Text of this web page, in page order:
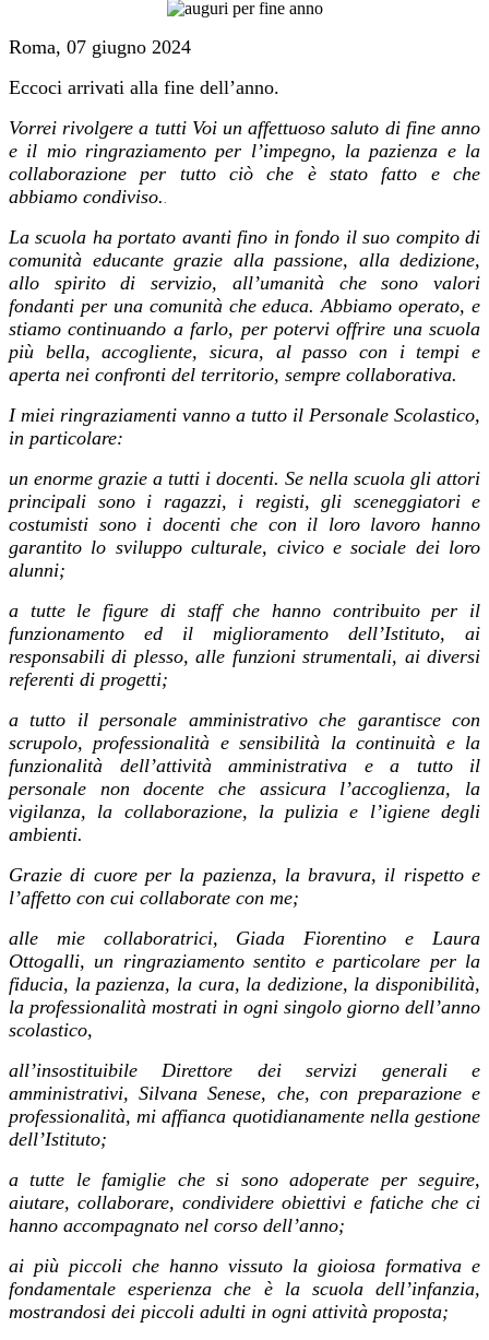
Roma, 07 giugno 2024
Eccoci arrivati alla fine dell’anno.
Vorrei rivolgere a tutti Voi un affettuoso saluto di fine anno
e il mio ringraziamento per l’impegno, la pazienza e la
collaborazione per tutto ciò che è stato fatto e che
abbiamo condiviso..
La scuola ha portato avanti fino in fondo il suo compito di
comunità educante grazie alla passione, alla dedizione,
allo spirito di servizio, all’umanità che sono valori
fondanti per una comunità che educa. Abbiamo operato, e
stiamo continuando a farlo, per potervi offrire una scuola
più bella, accogliente, sicura, al passo con i tempi e
aperta nei confronti del territorio, sempre collaborativa.
I miei ringraziamenti vanno a tutto il Personale Scolastico,
in particolare:
un enorme grazie a tutti i docenti. Se nella scuola gli attori
principali sono i ragazzi, i registi, gli sceneggiatori e
costumisti sono i docenti che con il loro lavoro hanno
garantito lo sviluppo culturale, civico e sociale dei loro
alunni;
a tutte le figure di staff che hanno contribuito per il
funzionamento ed il miglioramento dell’Istituto, ai
responsabili di plesso, alle funzioni strumentali, ai diversi
referenti di progetti;
a tutto il personale amministrativo che garantisce con
scrupolo, professionalità e sensibilità la continuità e la
funzionalità dell’attività amministrativa e a tutto il
personale non docente che assicura l’accoglienza, la
vigilanza, la collaborazione, la pulizia e l’igiene degli
ambienti.
Grazie di cuore per la pazienza, la bravura, il rispetto e
l’affetto con cui collaborate con me;
alle mie collaboratrici, Giada Fiorentino e Laura
Ottogalli, un ringraziamento sentito e particolare per la
fiducia, la pazienza, la cura, la dedizione, la disponibilità,
la professionalità mostrati in ogni singolo giorno dell’anno
scolastico,
all’insostituibile Direttore dei servizi generali e
amministrativi, Silvana Senese, che, con preparazione e
professionalità, mi affianca quotidianamente nella gestione
dell’Istituto;
a tutte le famiglie che si sono adoperate per seguire,
aiutare, collaborare, condividere obiettivi e fatiche che ci
hanno accompagnato nel corso dell’anno;
ai più piccoli che hanno vissuto la gioiosa formativa e
fondamentale esperienza che è la scuola dell’infanzia,
mostrandosi dei piccoli adulti in ogni attività proposta;